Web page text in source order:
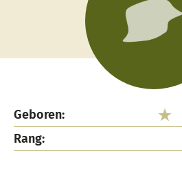
Geboren:
Rang: